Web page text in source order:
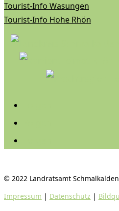
Tourist-Info Wasungen
Tourist-Info Hohe Rhön
© 2022 Landratsamt
Impressum | Datenschutz |